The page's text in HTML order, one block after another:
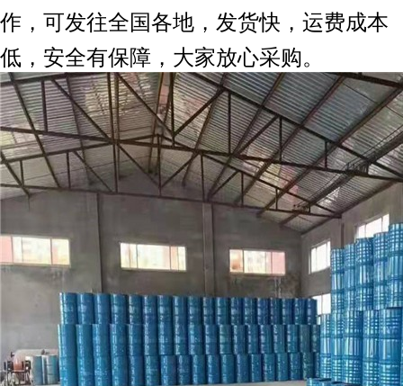
作，可发往全国各地，发货快，运费成本
低，安全有保障，大家放心采购。